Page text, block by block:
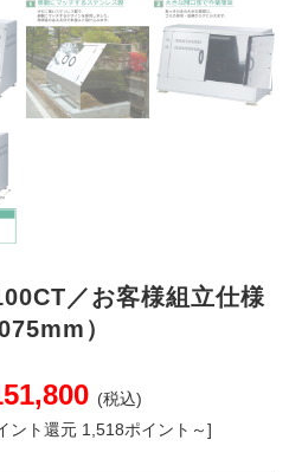
／お客様組立仕様
）
(税込)
ント還元 1,518ポイント～]